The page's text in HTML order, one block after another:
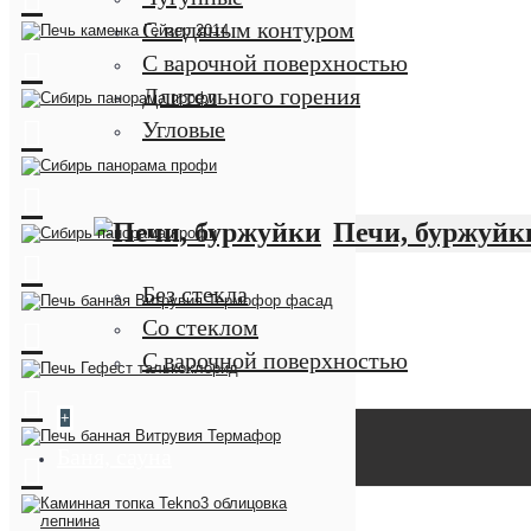
С водяным контуром
С варочной поверхностью
Длительного горения
Угловые
Печи,
Без стекла
Со стеклом
С варочной поверхностью
+